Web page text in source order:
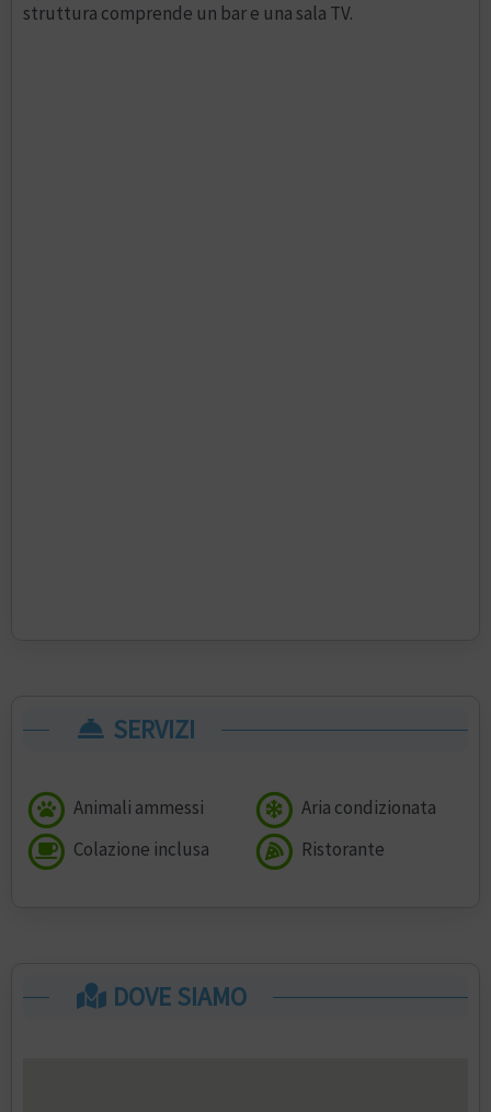
struttura comprende un bar e una sala TV.
SERVIZI
Animali ammessi
Aria condizionata
Colazione inclusa
Ristorante
DOVE SIAMO